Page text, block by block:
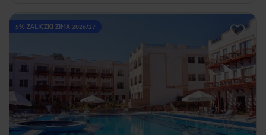
5% ZALICZKI ZIMA 2026/27